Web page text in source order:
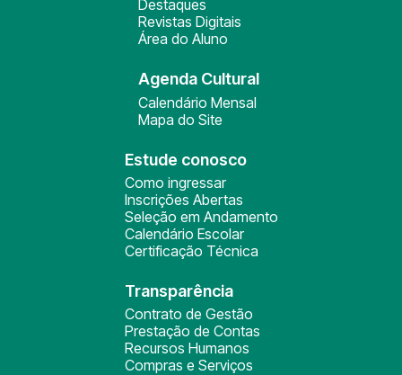
Destaques
Revistas Digitais
Área do Aluno
Agenda Cultural
Calendário Mensal
Mapa do Site
Estude conosco
Como ingressar
Inscrições Abertas
Seleção em Andamento
Calendário Escolar
Certificação Técnica
Transparência
Contrato de Gestão
Prestação de Contas
Recursos Humanos
Compras e Serviços